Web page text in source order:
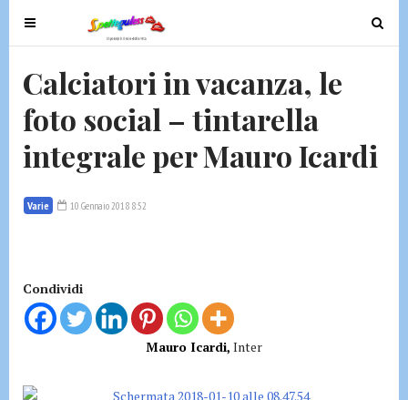
T
o
g
l
e
n
v
i
t
o
T
o
n
Calciatori in vacanza, le
foto social – tintarella
integrale per Mauro Icardi
Varie 10 Gennaio 2018 8:52
Condividi
Mauro Icardi, Inter